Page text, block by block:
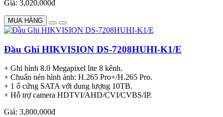
Giá: 3,020,000đ
MUA HÀNG
Đầu Ghi HIKVISION DS-7208HUHI-K1/E
+ Ghi hình 8.0 Megapixel lite 8 kênh.
+ Chuẩn nén hình ảnh: H.265 Pro+/H.265 Pro.
+ 1 ổ cứng SATA với dung lượng 10TB.
+ Hỗ trợ camera HDTVI/AHD/CVI/CVBS/IP.
Giá: 3,800,000đ